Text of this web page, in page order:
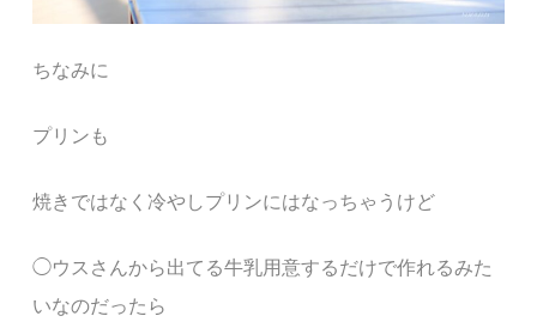
ちなみに
プリンも
焼きではなく冷やしプリンにはなっちゃうけど
◯ウスさんから出てる牛乳用意するだけで作れるみた
いなのだったら